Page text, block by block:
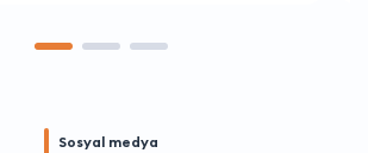
Sosyal medya